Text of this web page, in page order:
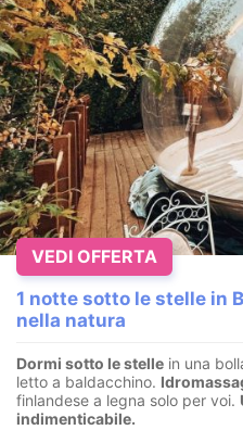
1 notte sotto le stelle in
nella natura
Dormi sotto le stelle in una
letto a baldacchino. I
finlandese a legna solo per voi.
indimenticabile.
VEDI OFFERTA